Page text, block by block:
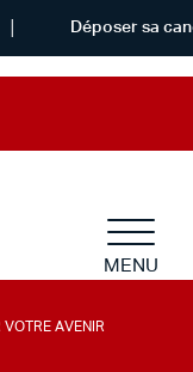
MENU
VOTRE AVENIR
Déposer sa